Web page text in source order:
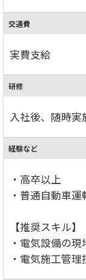
交通費
実費支給
研修
入社後、随時実
経験など
・高卒以上
・普通自動車運
【推奨スキル】
・電気設備の
・電気施工管